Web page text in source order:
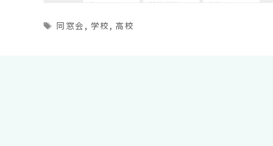
Tags
同窓会 , 学校, 高校